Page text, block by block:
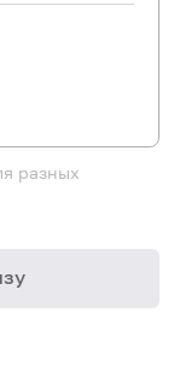
разных